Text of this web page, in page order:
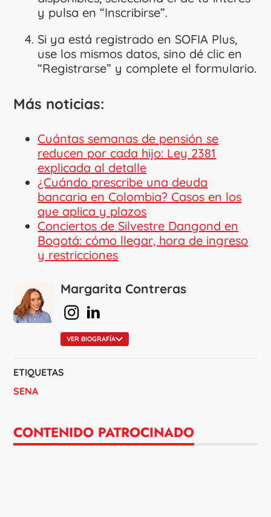
y pulsa en “Inscribirse”.
Si ya está registrado en SOFIA Plus,
use los mismos datos, sino dé clic en
“Registrarse” y complete el formulario.
Más noticias:
Cuántas semanas de pensión se
reducen por cada hijo: Ley 2381
explicada al detalle
¿Cuándo prescribe una deuda
bancaria en Colombia? Casos en los
que aplica y plazos
Conciertos de Silvestre Dangond en
Bogotá: cómo llegar, hora de ingreso
y restricciones
Margarita Contreras
en Instagram
en Linkedin
VER BIOGRAFÍA
ETIQUETAS
SENA
CONTENIDO PATROCINADO